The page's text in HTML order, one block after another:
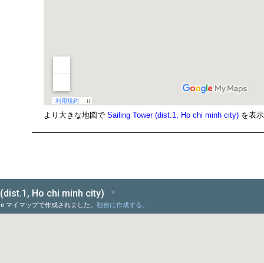
より大きな地図で Sailing Tower (dist.1, Ho chi minh city) を表示